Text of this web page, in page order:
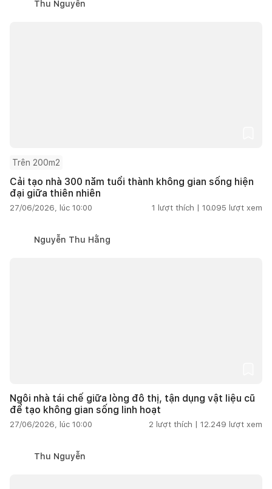
Thu Nguyễn
Trên 200m2
Cải tạo nhà 300 năm tuổi thành không gian sống hiện
đại giữa thiên nhiên
27/06/2026, lúc 10:00 1 lượt thích | 10.095 lượt xem
Nguyễn Thu Hằng
Ngôi nhà tái chế giữa lòng đô thị, tận dụng vật liệu cũ
để tạo không gian sống linh hoạt
27/06/2026, lúc 10:00 2 lượt thích | 12.249 lượt xem
Thu Nguyễn